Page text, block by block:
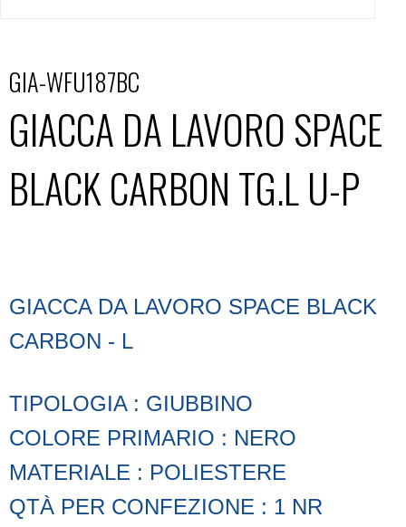
GIA-WFU187BC
GIACCA DA LAVORO SPACE
BLACK CARBON TG.L U-P
GIACCA DA LAVORO SPACE BLACK
CARBON - L
TIPOLOGIA : GIUBBINO
COLORE PRIMARIO : NERO
MATERIALE : POLIESTERE
QTÀ PER CONFEZIONE : 1 NR